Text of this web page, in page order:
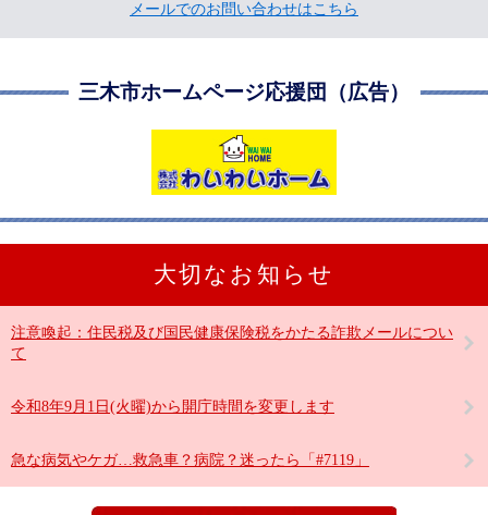
メールでのお問い合わせはこちら
三木市ホームページ応援団（広告）
大切なお知らせ
注意喚起：住民税及び国民健康保険税をかたる詐欺メールについ
て
令和8年9月1日(火曜)から開庁時間を変更します
急な病気やケガ…救急車？病院？迷ったら「#7119」